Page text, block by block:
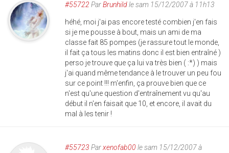
#55722 ParBrunhildle sam 15/12/2007 à 11h13
héhé, moi j'ai pas encore testé combien j'en fais
si je me pousse à bout, mais un ami de ma
classe fait 85 pompes (je rassure tout le monde,
il fait ça tous les matins donc il est bien entraîné )
perso je trouve que ça lui va très bien ( :*) ) mais
j'ai quand même tendance à le trouver un peu fou
sur ce point !!! m'enfin, ça prouve bien que ce
n'est qu'une question d'entraînement vu qu'au
début il n'en faisait que 10, et encore, il avait du
mal à les tenir !
#55723 Parxenofab00 le sam 15/12/2007 à